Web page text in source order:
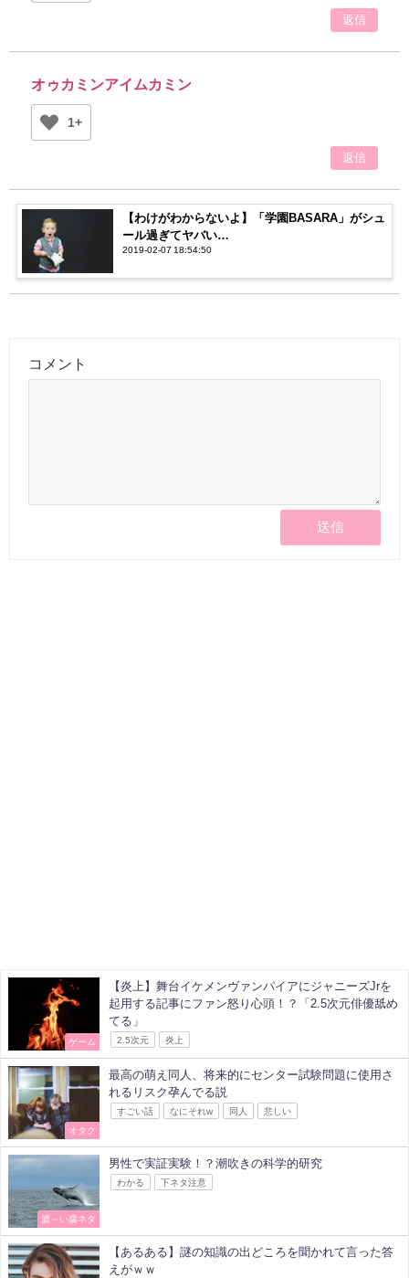
返信
オゥカミンアイムカミン
1+
返信
【わけがわからないよ】「学園BASARA」がシュ
ール過ぎてヤバい…
2019-02-07 18:54:50
コメント
ゲーム
【炎上】舞台イケメンヴァンパイアにジャニーズJrを
起用する記事にファン怒り心頭！？「2.5次元俳優舐め
てる」
2.5次元 炎上
オタク
最高の萌え同人、将来的にセンター試験問題に使用さ
れるリスク孕んでる説
すごい話 なにそれw 同人 悲しい
濃～い腐ネタ
男性で実証実験！？潮吹きの科学的研究
わかる 下ネタ注意
【あるある】謎の知識の出どころを聞かれて言った答
えがｗｗ